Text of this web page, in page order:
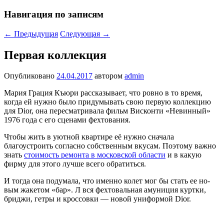
Навигация по записям
← Предыдущая Следующая →
Первая коллекция
Опубликовано 24.04.2017 автором admin
Мария Грация Къюри рассказывает, что ровно в то время,
когда ей нужно было придумы­вать свою первую коллекцию
для Dior, она пересматривала фильм Висконти «Невин­ный»
1976 года с его сценами фехтования.
Чтобы жить в уютной квартире её нужно сначала
благоустроить согласно собственным вкусам. Поэтому важно
знать стоимость ремонта в московской области и в какую
фирму для этого лучше всего обратиться.
И тогда она подумала, что именно колет мог бы стать ее но­
вым жакетом «бар». Л вся фехтовальная амуниция куртки,
бриджи, гетры и кроссовки — новой униформой Dior.